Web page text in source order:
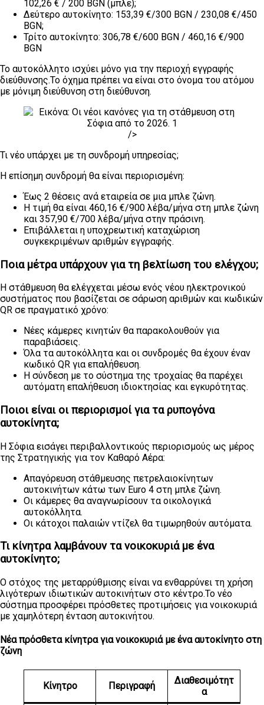
102,26 € / 200 BGN (μπλε);
Δεύτερο αυτοκίνητο: 153,39 €/300 BGN / 230,08 €/450
BGN;
Τρίτο αυτοκίνητο: 306,78 €/600 BGN / 460,16 €/900
BGN
Το αυτοκόλλητο ισχύει μόνο για την περιοχή εγγραφής
διεύθυνσης.Το όχημα πρέπει να είναι στο όνομα του ατόμου
με μόνιμη διεύθυνση στη διεύθυνση.
/>
Τι νέο υπάρχει με τη συνδρομή υπηρεσίας;
Η επίσημη συνδρομή θα είναι περιορισμένη:
Έως 2 θέσεις ανά εταιρεία σε μια μπλε ζώνη.
Η τιμή θα είναι 460,16 €/900 λέβα/μήνα στη μπλε ζώνη
και 357,90 €/700 λέβα/μήνα στην πράσινη.
Επιβάλλεται η υποχρεωτική καταχώριση
συγκεκριμένων αριθμών εγγραφής.
Ποια μέτρα υπάρχουν για τη βελτίωση του ελέγχου;
Η στάθμευση θα ελέγχεται μέσω ενός νέου ηλεκτρονικού
συστήματος που βασίζεται σε σάρωση αριθμών και κωδικών
QR σε πραγματικό χρόνο:
Νέες κάμερες κινητών θα παρακολουθούν για
παραβιάσεις.
Όλα τα αυτοκόλλητα και οι συνδρομές θα έχουν έναν
κωδικό QR για επαλήθευση.
Η σύνδεση με το σύστημα της τροχαίας θα παρέχει
αυτόματη επαλήθευση ιδιοκτησίας και εγκυρότητας.
Ποιοι είναι οι περιορισμοί για τα ρυπογόνα
αυτοκίνητα;
Η Σόφια εισάγει περιβαλλοντικούς περιορισμούς ως μέρος
της Στρατηγικής για τον Καθαρό Αέρα:
Απαγόρευση στάθμευσης πετρελαιοκίνητων
αυτοκινήτων κάτω των Euro 4 στη μπλε ζώνη.
Οι κάμερες θα αναγνωρίσουν τα οικολογικά
αυτοκόλλητα.
Οι κάτοχοι παλαιών ντίζελ θα τιμωρηθούν αυτόματα.
Τι κίνητρα λαμβάνουν τα νοικοκυριά με ένα
αυτοκίνητο;
Ο στόχος της μεταρρύθμισης είναι να ενθαρρύνει τη χρήση
λιγότερων ιδιωτικών αυτοκινήτων στο κέντρο.Το νέο
σύστημα προσφέρει πρόσθετες προτιμήσεις για νοικοκυριά
με χαμηλότερη ένταση αυτοκινήτου.
Νέα πρόσθετα κίνητρα για νοικοκυριά με ένα αυτοκίνητο στη
ζώνη
Κίνητρο Περιγραφή
Διαθεσιμότητ
α